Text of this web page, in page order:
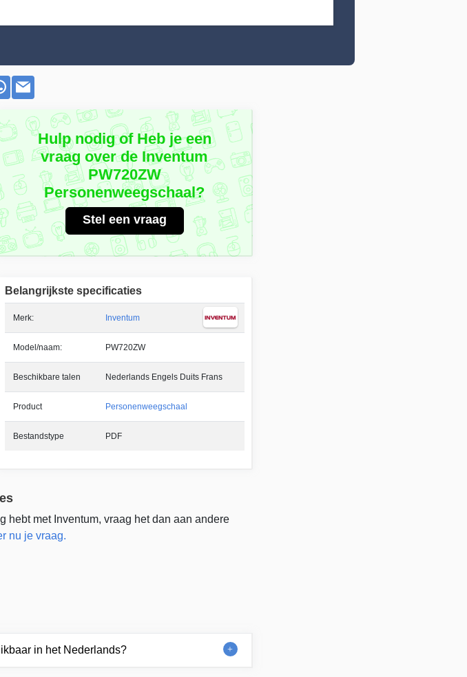
Hulp nodig of Heb je een
vraag over de Inventum
PW720ZW
Personenweegschaal?
Stel een vraag
Belangrijkste specificaties
Merk: Inventum
Model/naam: PW720ZW
Beschikbare talen Nederlands Engels Duits Frans
Product Personenweegschaal
Bestandstype PDF
hebt met Inventum, vraag het dan aan andere
nu je vraag.
in het Nederlands?